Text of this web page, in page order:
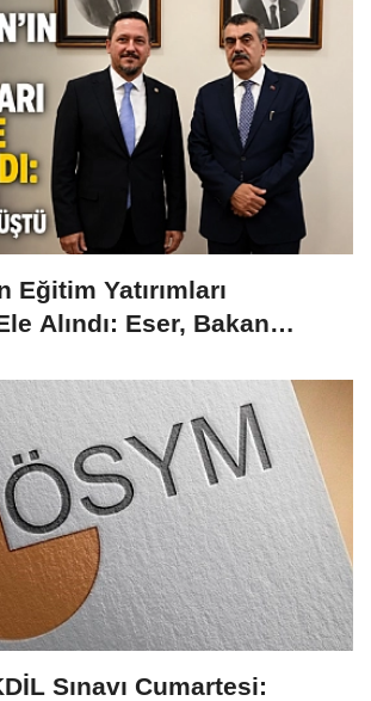
Eğitim Yatırımları
Alındı: Eser, Bakan
Sınavı Cumartesi: